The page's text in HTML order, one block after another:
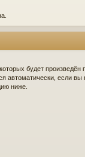
будет произведён
автоматически, если вы
ниже.